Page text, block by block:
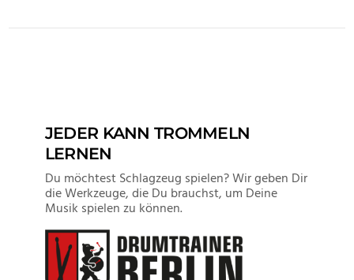
JEDER KANN TROMMELN
LERNEN
Du möchtest Schlagzeug spielen? Wir geben Dir
die Werkzeuge, die Du brauchst, um Deine
Musik spielen zu können.